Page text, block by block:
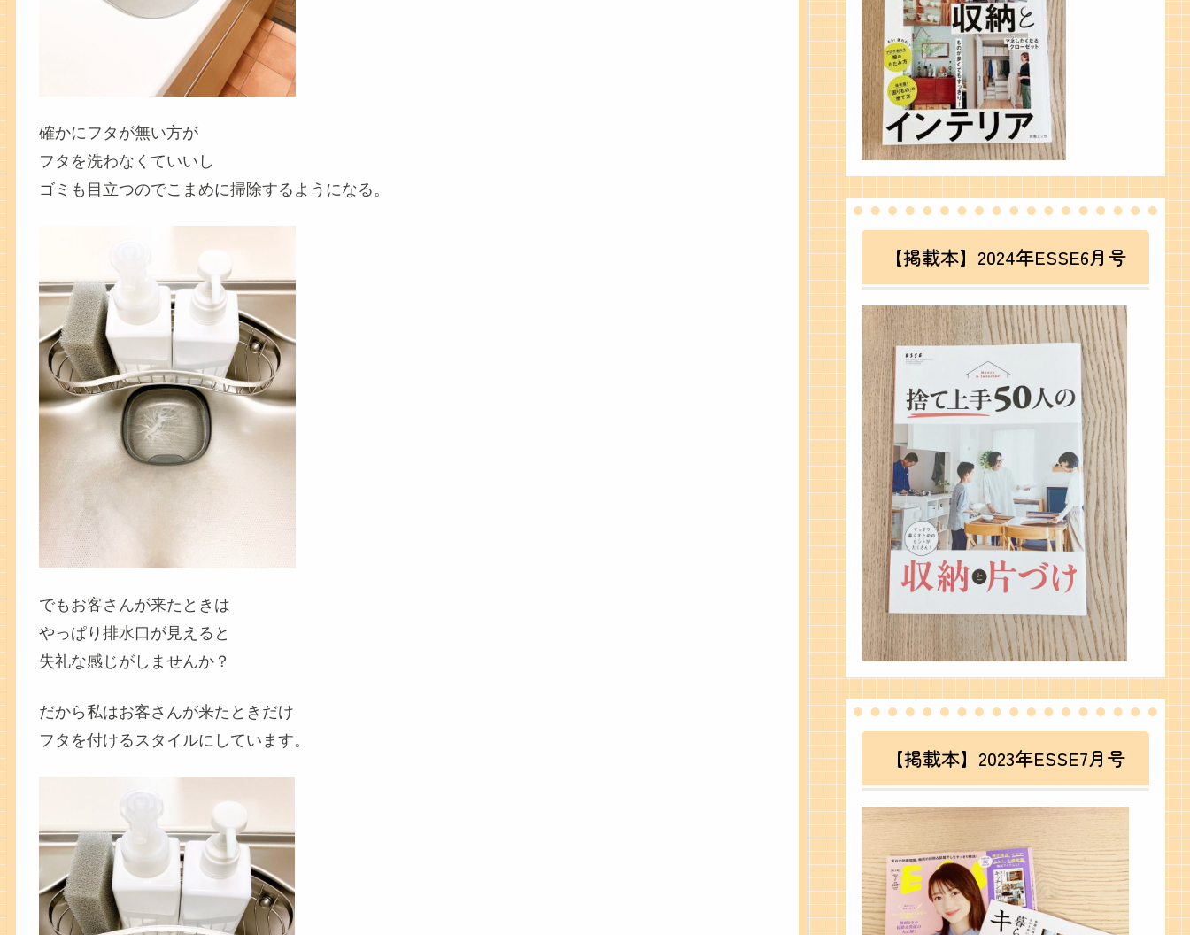
確かにフタが無い方が
フタを洗わなくていいし
ゴミも目立つのでこまめに掃除するようになる。
でもお客さんが来たときは
やっぱり排水口が見えると
失礼な感じがしませんか？
だから私はお客さんが来たときだけ
フタを付けるスタイルにしています。
【掲載本】2024年ESSE6月号
【掲載本】2023年ESSE7月号